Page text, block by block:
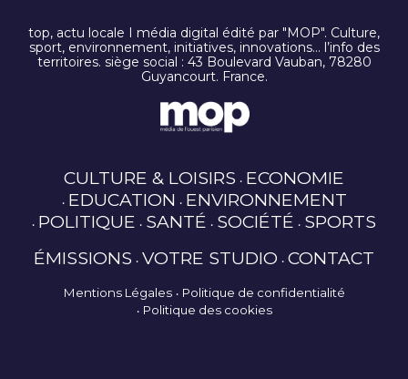
top, actu locale I média digital édité par "MOP". Culture,
sport, environnement, initiatives, innovations… l’info des
territoires. siège social : 43 Boulevard Vauban, 78280
Guyancourt. France.
CULTURE & LOISIRS ECONOMIE
EDUCATION ENVIRONNEMENT
POLITIQUE SANTÉ SOCIÉTÉ SPORTS
ÉMISSIONS VOTRE STUDIO CONTACT
Mentions Légales
Politique de confidentialité
Politique des cookies